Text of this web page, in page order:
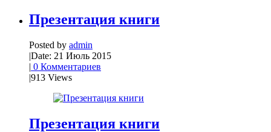
Презентация книги
Posted by admin
|Date: 21 Июль 2015
| 0 Комментариев
|913 Views
Презентация книги